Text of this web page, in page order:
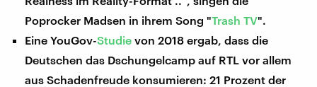
Poprocker Madsen in ihrem Song "Trash TV".
Eine YouGov-Studie von 2018 ergab, dass die
Deutschen das Dschungelcamp auf RTL vor allem
aus Schadenfreude konsumieren: 21 Prozent der